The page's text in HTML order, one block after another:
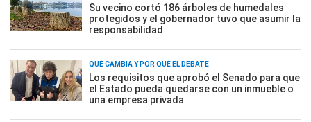
Su vecino cortó 186 árboles de humedales
protegidos y el gobernador tuvo que asumir la
responsabilidad
QUÉ CAMBIA Y POR QUÉ EL DEBATE
Los requisitos que aprobó el Senado para que
el Estado pueda quedarse con un inmueble o
una empresa privada